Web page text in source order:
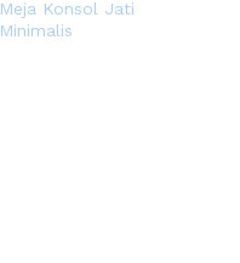
Meja Konsol Jati
Minimalis